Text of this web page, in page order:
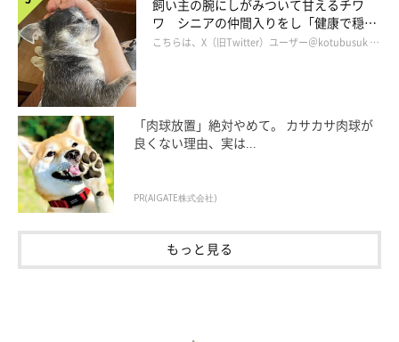
気持ちよさそうです♡
このりんご郎くんの表情を見たTwitterユーザーさんたちは、
「りんご郎、口を開けて、真剣な表情で（笑）、なでられ加減の
確認作業をしている〜。」「何かを悟った表情。」「上手になっ
たねって言ってますね目が笑っている」と、妹ちゃんの撫で方が
変わったのをりんご郎くんが察した瞬間の表情に注目したようで
す。
こんなにも驚いた表情を見せてくれるなんて、よっぽどの変化が
飼い主の腕にしがみついて甘えるチワ
ワ シニアの仲間入りをし「健康で穏や
かな暮らしが続いてほしい」と願う
こちらは、X（旧Twitter）ユーザー＠kotubusuk …
「肉球放置」絶対やめて。 カサカサ肉球が
良くない理由、実は...
PR(AIGATE株式会社)
もっと見る